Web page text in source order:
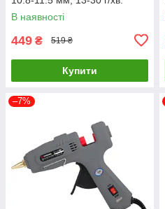
INTERTOOL RT-1107
LuxPrice
В наявності
449 ₴ 519 ₴
Купити
–7%